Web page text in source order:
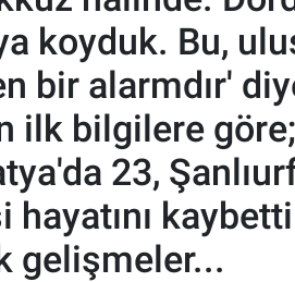
koyduk. Bu,
bir alarmdır'
ilk bilgilere
23,
hayatını
gelişmeler...